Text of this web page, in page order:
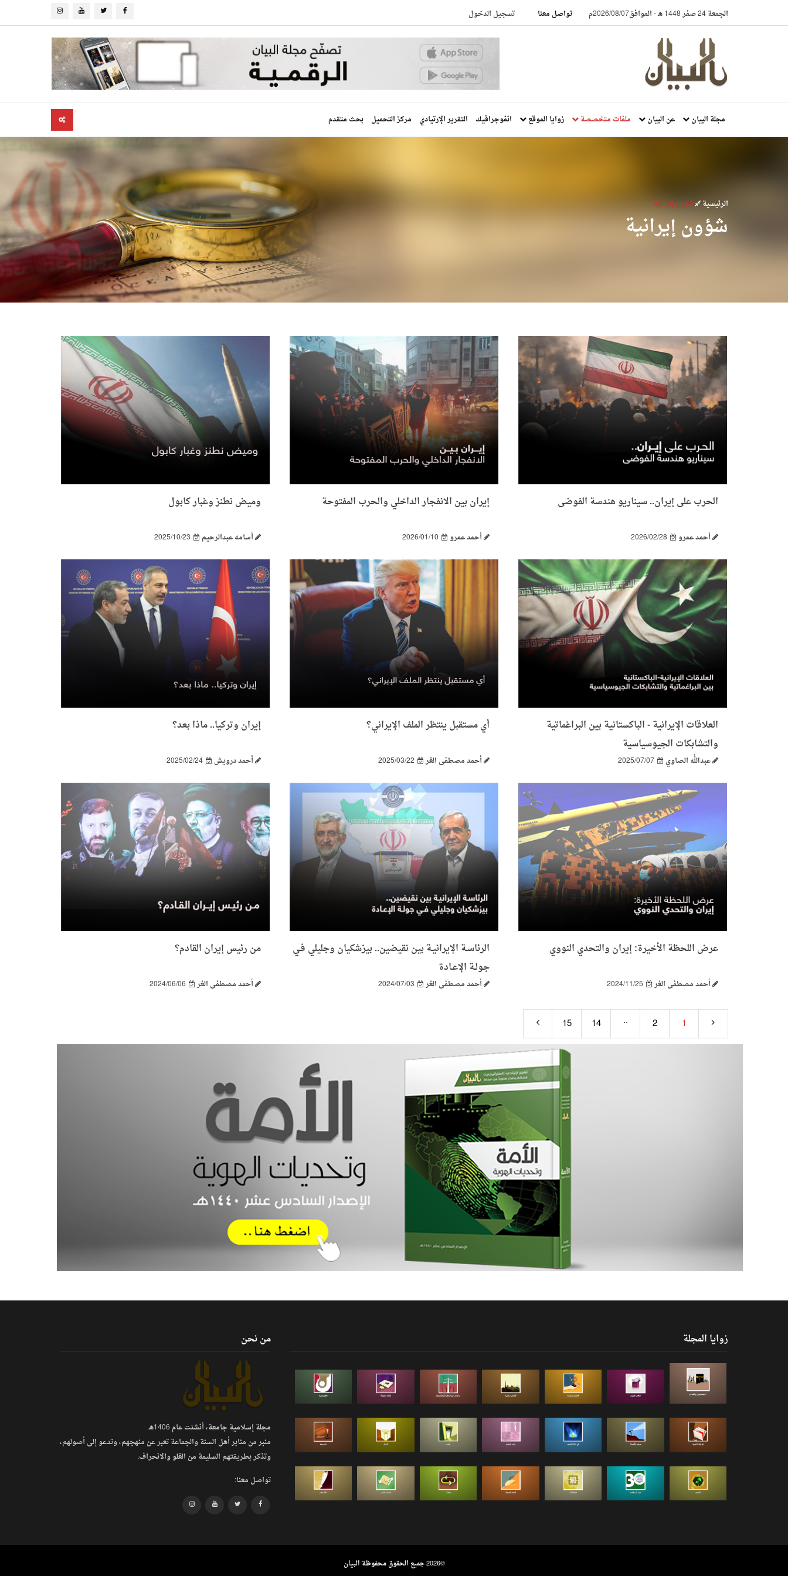
الجمعة 24 صفر 1448 هـ -الموافق2026/08/07م تواصل معنا تسجيل الدخول
مجلة البيان عن البيان ملفات متخصصة زوايا الموقع انفوجرافيك التقرير الإرتيادي مركز التحميل بحث متقدم
الرئيسية شؤون إيرانية
شؤون إيرانية
الحرب على إيران.. سيناريو هندسة الفوضى
أحمد عمرو 2026/02/28
إيران بين الانفجار الداخلي والحرب المفتوحة
أحمد عمرو 2026/01/10
وميض نطنز وغبار كابول
أسامه عبدالرحيم 2025/10/23
العلاقات الإيرانية - الباكستانية بين البراغماتية
والتشابكات الجيوسياسية
عبدالله الصاوي 2025/07/07
أي مستقبل ينتظر الملف الإيراني؟
أحمد مصطفى الغر 2025/03/22
إيران وتركيا.. ماذا بعد؟
أحمد درويش 2025/02/24
عرض اللحظة الأخيرة: إيران والتحدي النووي
أحمد مصطفى الغر 2024/11/25
الرئاسـة الإيرانيـة بين نقيضين.. بيزشكيان وجليلي فـي
جولـة الإعـادة
أحمد مصطفى الغر 2024/07/03
من رئيس إيران القادم؟
أحمد مصطفى الغر 2024/06/06
1
2
..
14
15
زوايا المجلة من نحن
مجلة إسلامية جامعة، أنشئت عام 1406هـ.
منبر من منابر أهل السنة والجماعة تعبر عن منهجهم، وتدعو إلى أصولهم،
وتذكر بطريقتهم السليمة من الغلو والانحراف.
تواصل معنا:
©2026 جميع الحقوق محفوظة البيان